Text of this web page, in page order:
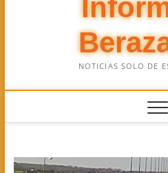
NOTICIAS SOLO DE